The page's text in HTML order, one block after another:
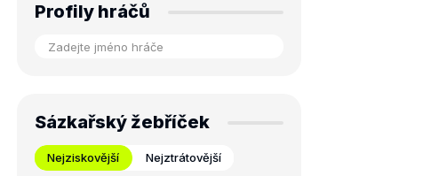
Profily hráčů
Sázkařský žebříček
Nejziskovější Nejztrátovější